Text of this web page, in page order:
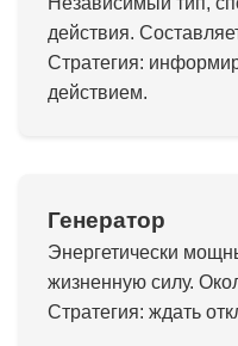
действия.
Стратегия:
действием.
Генератор
Энергетически
жизненную силу.
Стратегия: ждать